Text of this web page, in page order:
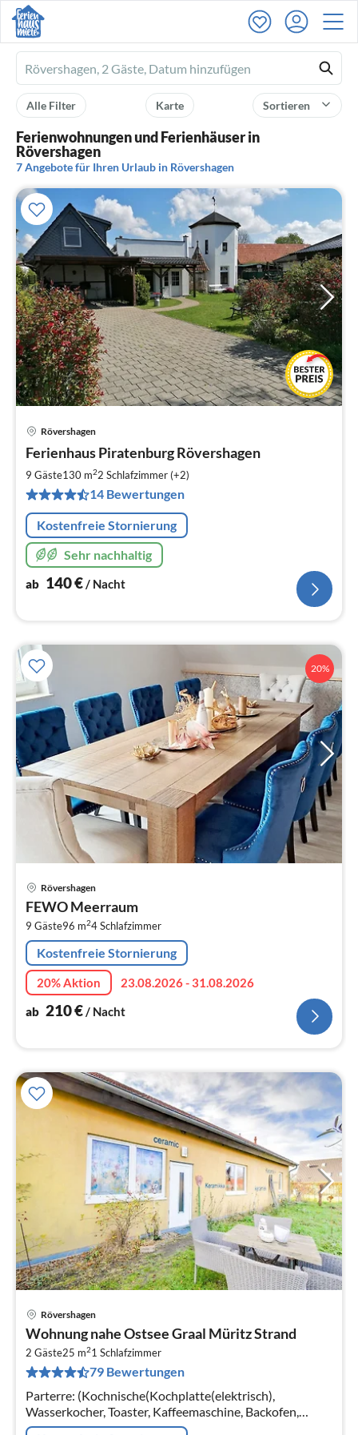
Ferienhausmiete
logo
Sortieren
Karte
Alle Filter
Ferienwohnungen und Ferienhäuser in
Rövershagen
7 Angebote für Ihren Urlaub in Rövershagen
Rövershagen
Ferienhaus Piratenburg Rövershagen
9 Gäste130 m22 Schlafzimmer (+2)
14 Bewertungen
Kostenfreie Stornierung
Sehr nachhaltig
ab 140€/ Nacht
20%
Rövershagen
FEWO Meerraum
9 Gäste96 m24Schlafzimmer
Kostenfreie Stornierung
20% Aktion
23.08.2026 - 31.08.2026
ab 210€/ Nacht
Rövershagen
Wohnung nahe Ostsee Graal Müritz Strand
2 Gäste25 m21 Schlafzimmer
79 Bewertungen
Parterre: (Kochnische(Kochplatte(elektrisch),
Wasserkocher, Toaster, Kaffeemaschine, Backofen,
Mikrowelle, Kühlschrank), Wohn-/Schlafzimmer(2x